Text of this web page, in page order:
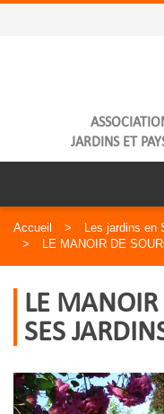
JARDINS ET
Accueil
Les jardins en
LE MANOIR DE
LE MANOIR
SES